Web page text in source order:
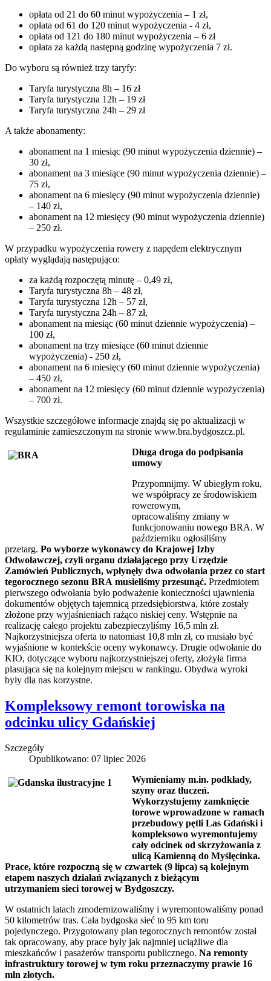
opłata od 21 do 60 minut wypożyczenia – 1 zł,
opłata od 61 do 120 minut wypożyczenia - 4 zł,
opłata od 121 do 180 minut wypożyczenia – 6 zł
opłata za każdą następną godzinę wypożyczenia 7 zł.
Do wyboru są również trzy taryfy:
Taryfa turystyczna 8h – 16 zł
Taryfa turystyczna 12h – 19 zł
Taryfa turystyczna 24h – 29 zł
A także abonamenty:
abonament na 1 miesiąc (90 minut wypożyczenia dziennie) –
30 zł,
abonament na 3 miesiące (90 minut wypożyczenia dziennie) –
75 zł,
abonament na 6 miesięcy (90 minut wypożyczenia dziennie)
– 140 zł,
abonament na 12 miesięcy (90 minut wypożyczenia dziennie)
– 250 zł.
W przypadku wypożyczenia rowery z napędem elektrycznym
opłaty wyglądają następująco:
za każdą rozpoczętą minutę – 0,49 zł,
Taryfa turystyczna 8h – 48 zł,
Taryfa turystyczna 12h – 57 zł,
Taryfa turystyczna 24h – 87 zł,
abonament na miesiąc (60 minut dziennie wypożyczenia) –
100 zł,
abonament na trzy miesiące (60 minut dziennie
wypożyczenia) - 250 zł,
abonament na 6 miesięcy (60 minut dziennie wypożyczenia)
– 450 zł,
abonament na 12 miesięcy (60 minut dziennie wypożyczenia)
– 700 zł.
Wszystkie szczegółowe informacje znajdą się po aktualizacji w
regulaminie zamieszczonym na stronie www.bra.bydgoszcz.pl.
Długa droga do podpisania
umowy
Przypomnijmy. W ubiegłym roku,
we współpracy ze środowiskiem
rowerowym,
opracowaliśmy zmiany w
funkcjonowaniu nowego BRA. W
październiku ogłosiliśmy
przetarg. Po wyborze wykonawcy do Krajowej Izby
Odwoławczej, czyli organu działającego przy Urzędzie
Zamówień Publicznych, wpłynęły dwa odwołania przez co start
tegorocznego sezonu BRA musieliśmy przesunąć. Przedmiotem
pierwszego odwołania było podważenie konieczności ujawnienia
dokumentów objętych tajemnicą przedsiębiorstwa, które zostały
złożone przy wyjaśnieniach rażąco niskiej ceny. Wstępnie na
realizację całego projektu zabezpieczyliśmy 16,5 mln zł.
Najkorzystniejsza oferta to natomiast 10,8 mln zł, co musiało być
wyjaśnione w kontekście oceny wykonawcy. Drugie odwołanie do
KIO, dotyczące wyboru najkorzystniejszej oferty, złożyła firma
plasująca się na kolejnym miejscu w rankingu. Obydwa wyroki
były dla nas korzystne.
Kompleksowy remont torowiska na
odcinku ulicy Gdańskiej
Szczegóły
Opublikowano: 07 lipiec 2026
Wymieniamy m.in. podkłady,
szyny oraz tłuczeń.
Wykorzystujemy zamknięcie
torowe wprowadzone w ramach
przebudowy pętli Las Gdański i
kompleksowo wyremontujemy
cały odcinek od skrzyżowania z
ulicą Kamienną do Myślęcinka.
Prace, które rozpoczną się w czwartek (9 lipca) są kolejnym
etapem naszych działań związanych z bieżącym
utrzymaniem sieci torowej w Bydgoszczy.
W ostatnich latach zmodernizowaliśmy i wyremontowaliśmy ponad
50 kilometrów tras. Cała bydgoska sieć to 95 km toru
pojedynczego. Przygotowany plan tegorocznych remontów został
tak opracowany, aby prace były jak najmniej uciążliwe dla
mieszkańców i pasażerów transportu publicznego. Na remonty
infrastruktury torowej w tym roku przeznaczymy prawie 16
mln złotych.